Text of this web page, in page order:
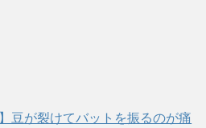
】豆が裂けてバットを振るのが痛